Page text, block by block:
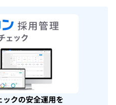
ックの安全運用を